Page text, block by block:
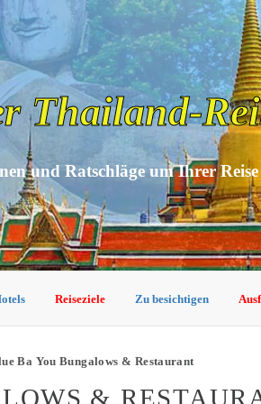
Thailand-
und Ratschläge um Ihrer
Reiseziele Zu besichtigen
Ba You Bungalows & Restaurant
&